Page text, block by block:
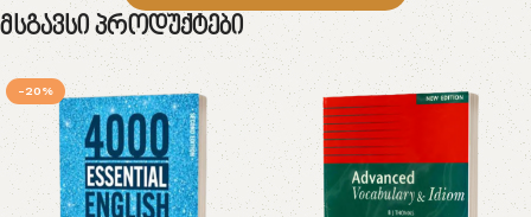
Მსგავსი Პროდუქტები
-20%